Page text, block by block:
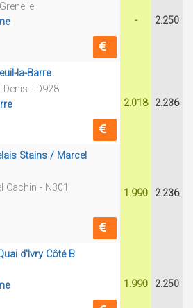
- 2.250
la-Barre
Denis - D928
2.018 2.236
Stains / Marcel
Cachin - N301
1.990 2.236
d'Ivry Côté B
1.990 2.250